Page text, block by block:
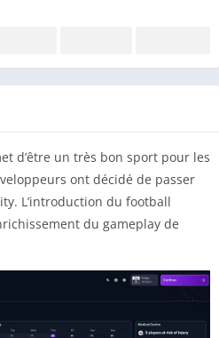
d’être un très bon sport pour les
ont décidé de passer
L’introduction du football
du gameplay de